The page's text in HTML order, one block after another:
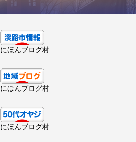
にほんブログ村
にほんブログ村
にほんブログ村